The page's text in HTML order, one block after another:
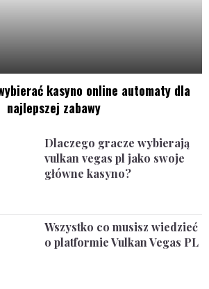
kasyno online automaty dla
najlepszej zabawy
Dlaczego gracze wybierają
vulkan vegas pl jako swoje
główne kasyno?
Wszystko co musisz wiedzieć
o platformie Vulkan Vegas PL